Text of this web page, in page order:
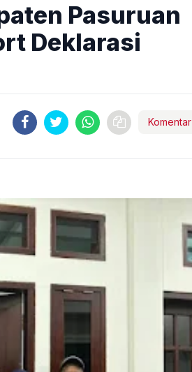
Pasuruan
Deklarasi
Komentar